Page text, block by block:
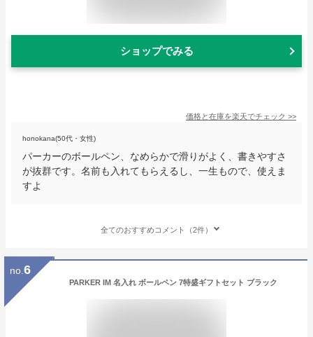
ショップでみる
価格と在庫を楽天でチェック >>
honokana(50代・女性)
パーカーのボールペン、なめらかで滑りがよく、書きやすさ
が抜群です。名前も入れてもらえるし、一生もので、使えま
すよ
全てのおすすめコメント（2件）
no. 6
PARKER IM 名入れ ボールペン 7特盛ギフトセット ブラック